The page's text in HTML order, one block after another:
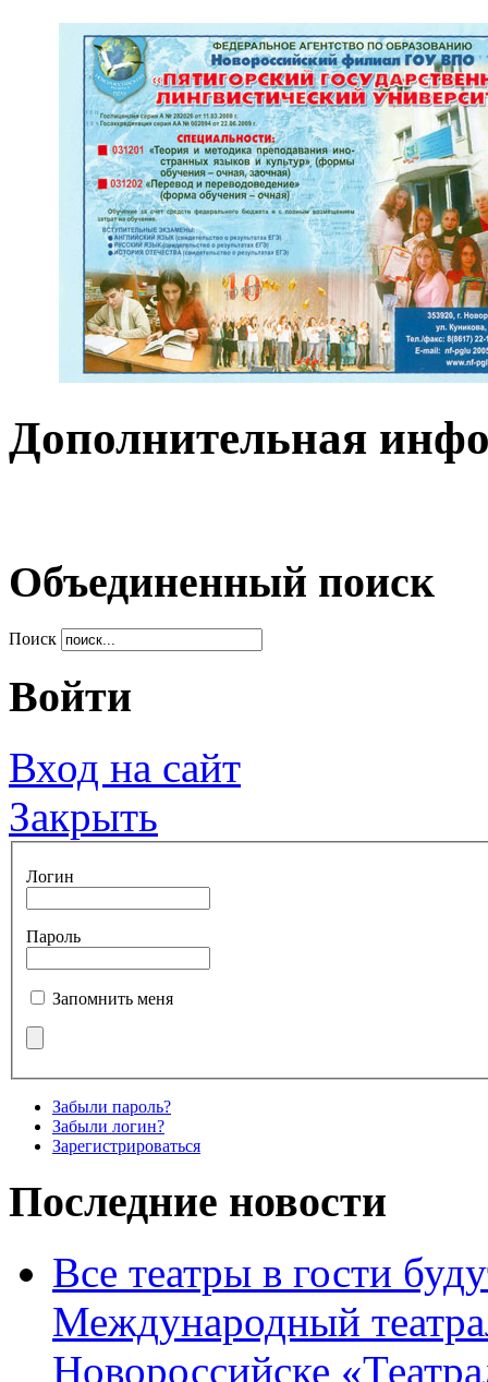
Дополнительная
Объединенный поиск
Поиск
Войти
Вход на сайт
Закрыть
Логин
Пароль
Запомнить меня
Забыли пароль?
Забыли логин?
Зарегистрироваться
Последние новости
Все театры в гости
Международный
Новороссийске